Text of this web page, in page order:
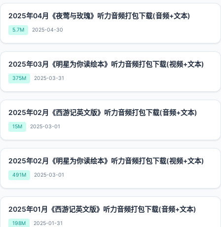
2025年04月《夜莺与玫瑰》听力音频打包下载(音频+文本)
5.7M 2025-04-30
2025年03月《明星为你读绘本》听力音频打包下载(视频+文本)
375M 2025-03-31
2025年02月《西游记英文版》听力音频打包下载(音频+文本)
15M 2025-03-01
2025年02月《明星为你读绘本》听力音频打包下载(视频+文本)
491M 2025-03-01
2025年01月《西游记英文版》听力音频打包下载(音频+文本)
198M 2025-01-31